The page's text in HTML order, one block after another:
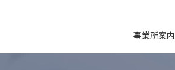
事業所案内
事業所案内